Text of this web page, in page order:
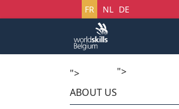
Sélectionnez votre langue
FR NL DE
">
">
ABOUT US